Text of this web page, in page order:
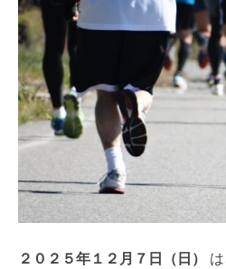
２０２５年１２月７日（日）